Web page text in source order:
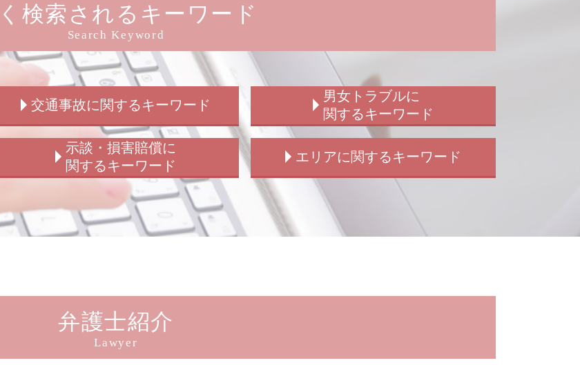
検索されるキーワード
Search Keyword
交通事故に関するキーワード
交通事故 弁護士 解決 期間
歩行者 信号無視 事故
交通事故 後遺障害
交通事故 流れ
交通事故 慰謝料 弁護士基準
交通事故 解決
交通事故 問題 法律
交通事故慰謝料 弁護士
交通事故 示談金 相場
男女トラブルに
関するキーワード
結婚詐欺 訴える
ストーカー被害 賠償
男女トラブル 別れ
子供の認知 弁護士
子供の認知 裁判
男女トラブル 弁護士
示談・損害賠償に
関するキーワード
損害賠償 示談 流れ
損害賠償 請求されたら
示談 損害賠償 違い
損害賠償 示談 訴訟
示談交渉 弁護士法
損害賠償 示談 弁護士
損害賠償 請求 期間
エリアに関するキーワード
新宿 交通事故 示談交渉
新宿 子供の認知 相談
新宿 窃盗 被害
東京 刑事弁護
弁護士紹介
Lawyer